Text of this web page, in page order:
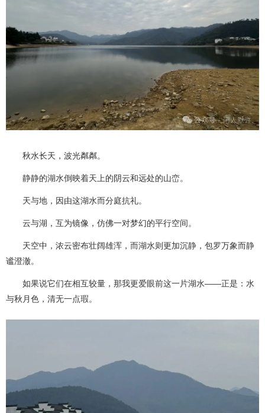
秋水长天，波光粼粼。
静静的湖水倒映着天上的阴云和远处的山峦。
天与地，因由这湖水而分庭抗礼。
云与湖，互为镜像，仿佛一对梦幻的平行空间。
天空中，浓云密布壮阔雄浑，而湖水则更加沉静，包罗万象而静
谧澄澈。
如果说它们在相互较量，那我更爱眼前这一片湖水——正是：水
与秋月色，清无一点瑕。